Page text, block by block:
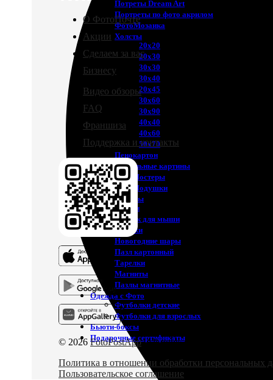
Потреты Dream Art
Портреты по фото акрилом
ФотоМозаика
Холсты
20х20
20х30
30х30
30х40
20х45
30х60
30х90
40х40
40х60
50х70
Пенокартон
Модульные картины
ФотоПостеры
ФотоПодушки
Фотоcувениры
Значки
Коврик для мыши
Кружки
Новогодние шары
Пазл картонный
Тарелки
Магниты
Пазлы магнитные
Одежда с Фото
Футболки детские
Футболки для взрослых
Бьюти-боксы
Подарочные сертификаты
О ФотоПочте
Акции
Сделаем за вас
Бизнесу
Видео обзоры
FAQ
Франшиза
Поддержка и контакты
© 2026 FotoPostApp. All rights reserved
Политика в отношении обработки персональных
Пользовательское соглашение